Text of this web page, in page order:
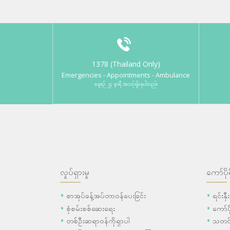
1378 (Thailand Only)
Emergencies - Appointments - Ambulance
နေ့စဉ် ၂၄ နာရီ အသင့်ရှိနေပါသည်။
လှုပ်ရှားမှု
စာအုပ်ခန့်အပ်တာဝန်ပေးခြင်း
စုံစမ်းစစ်ဆေးရေး
တစ်ဦးဆရာဝန်ကိုရှာပါ
ကော်
ရင်း
ကေ
သတင်